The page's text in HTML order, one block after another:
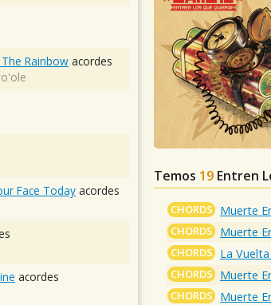
Temos 19 Entren
CHORDS Muerte
CHORDS Muerte
CHORDS La
CHORDS Muerte
CHORDS Muerte
Rainbow acordes
Face Today acordes
acordes